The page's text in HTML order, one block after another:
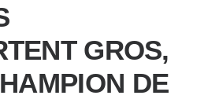
GROS,
DE